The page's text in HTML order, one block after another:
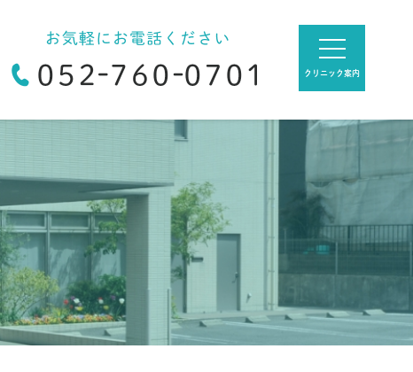
クリニック案内